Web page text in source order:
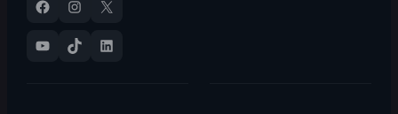
Facebook Instagram
X
YouTube
TikTok LinkedIn